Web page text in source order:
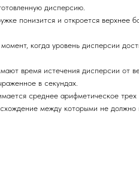
дисперсию.
понизится и откроется верхнее
когда уровень дисперсии
время истечения дисперсии от
в секундах.
среднее арифметическое трех
между которыми не должно